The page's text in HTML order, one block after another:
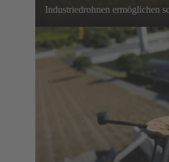
Industriedrohnen ermöglichen
Wartung, platzsparenden
hohe Skalierbarkeit.